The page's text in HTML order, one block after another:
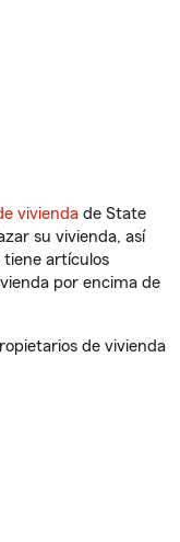
vivienda de State
su vivienda, así
tiene artículos
por encima de
de vivienda